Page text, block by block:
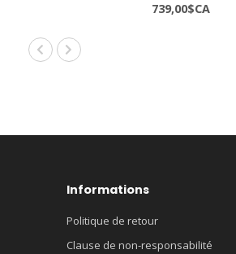
739,00$CA
Informations
Politique de retour
Clause de non-responsabilité